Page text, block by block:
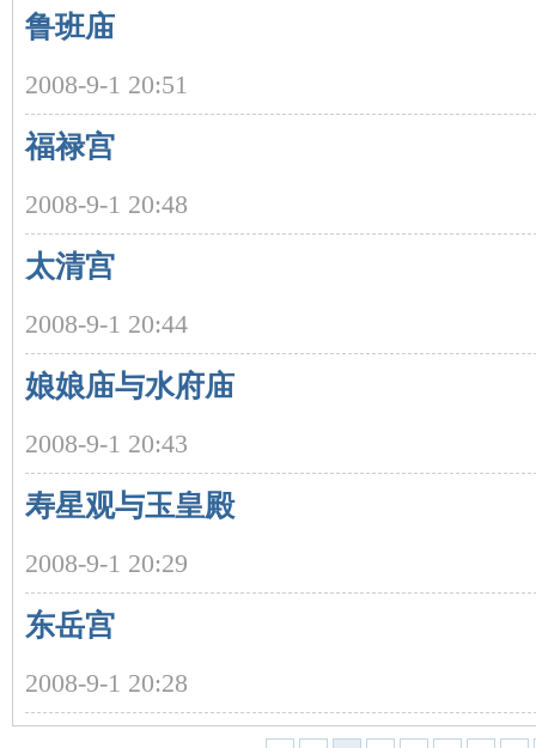
长
沙
鲁班庙
2008-9-1 20:51
福禄宫
2008-9-1 20:48
太清宫
2008-9-1 20:44
娘娘庙与水府庙
2008-9-1 20:43
寿星观与玉皇殿
2008-9-1 20:29
东岳宫
2008-9-1 20:28